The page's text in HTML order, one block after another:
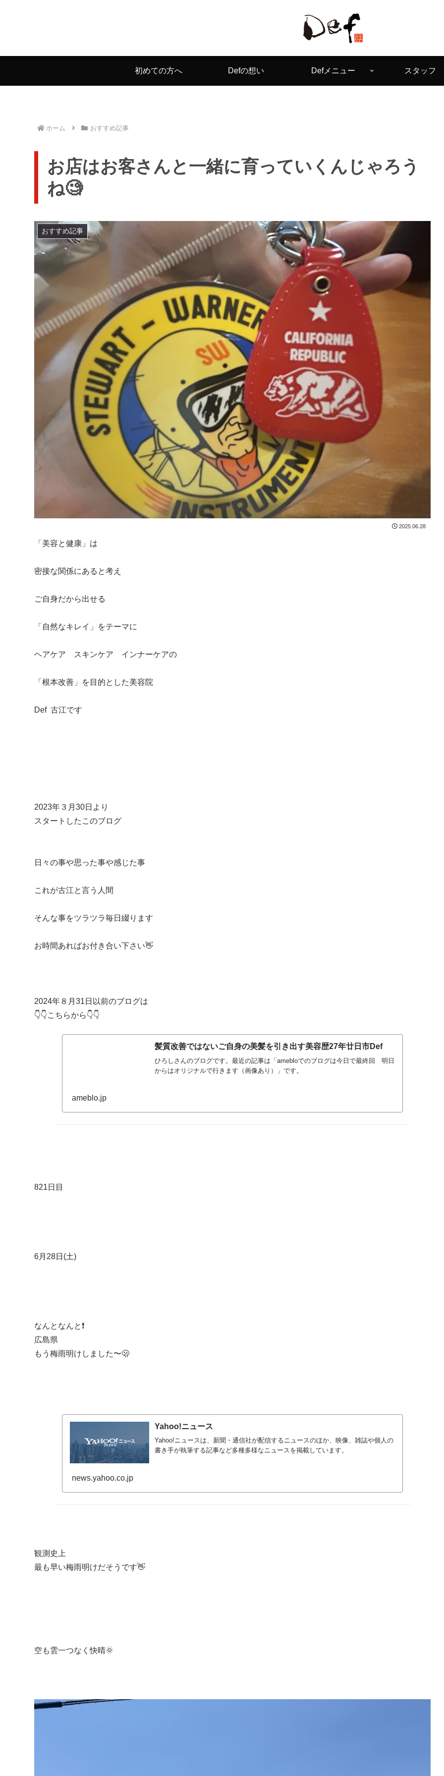
初めての方へ Defの想い Defメニュー スタッフ
ホーム おすすめ記事
お店はお客さんと一緒に育っていくんじゃろう
ね🧐
おすすめ記事
2025.06.28
「美容と健康」は
密接な関係にあると考え
ご自身だから出せる
「自然なキレイ」をテーマに
ヘアケア スキンケア インナーケアの
「根本改善」を目的とした美容院
Def 古江です
2023年３月30日より
スタートしたこのブログ
日々の事や思った事や感じた事
これが古江と言う人間
そんな事をツラツラ毎日綴ります
お時間あればお付き合い下さい👋
2024年８月31日以前のブログは
👇👇こちらから👇👇
髪質改善ではないご自身の美髪を引き出す美容歴27年廿日市Def
ひろしさんのブログです。最近の記事は「amebloでのブログは今日で最終回 明日
からはオリジナルで行きます（画像あり）」です。
ameblo.jp
821日目
6月28日(土)
なんとなんと❗️
広島県
もう梅雨明けしました〜🫢
Yahoo!ニュース
Yahoo!ニュースは、新聞・通信社が配信するニュースのほか、映像、雑誌や個人の
書き手が執筆する記事など多種多様なニュースを掲載しています。
news.yahoo.co.jp
観測史上
最も早い梅雨明けだそうです👋
空も雲一つなく快晴🌞